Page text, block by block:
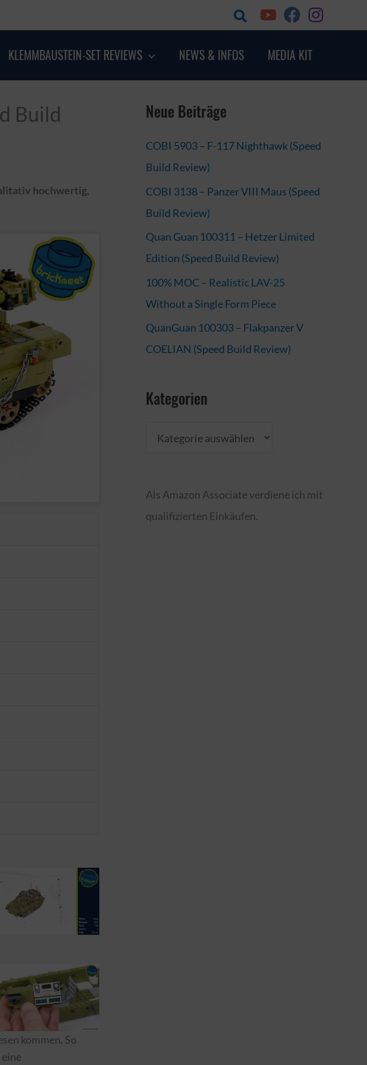
Suchen
KLEMMBAUSTEIN-SET REVIEWS NEWS & INFOS MEDIA KIT
Build
hochwertig,
kommen. So
Neue Beiträge
COBI 5903 – F-117 Nighthawk (Speed
Build Review)
COBI 3138 – Panzer VIII Maus (Speed
Build Review)
Quan Guan 100311 – Hetzer Limited
Edition (Speed Build Review)
100% MOC – Realistic LAV-25
Without a Single Form Piece
QuanGuan 100303 – Flakpanzer V
COELIAN (Speed Build Review)
Kategorien
e
g
Als Amazon Associate verdiene ich mit
qualifizierten Einkäufen.